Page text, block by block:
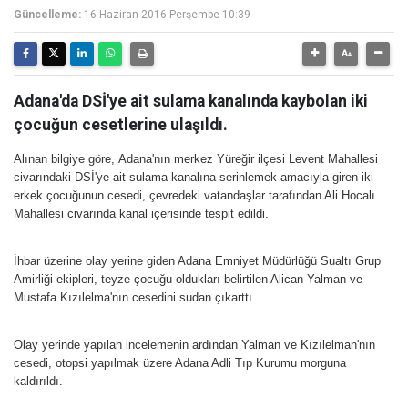
Güncelleme: 16 Haziran 2016 Perşembe 10:39
Adana'da DSİ'ye ait sulama kanalında kaybolan iki
çocuğun cesetlerine ulaşıldı.
Alınan bilgiye göre, Adana'nın merkez Yüreğir ilçesi Levent Mahallesi
civarındaki DSİ'ye ait sulama kanalına serinlemek amacıyla giren iki
erkek çocuğunun cesedi, çevredeki vatandaşlar tarafından Ali Hocalı
Mahallesi civarında kanal içerisinde tespit edildi.
İhbar üzerine olay yerine giden Adana Emniyet Müdürlüğü Sualtı Grup
Amirliği ekipleri, teyze çocuğu oldukları belirtilen Alican Yalman ve
Mustafa Kızılelma'nın cesedini sudan çıkarttı.
Olay yerinde yapılan incelemenin ardından Yalman ve Kızılelman'nın
cesedi, otopsi yapılmak üzere Adana Adli Tıp Kurumu morguna
kaldırıldı.